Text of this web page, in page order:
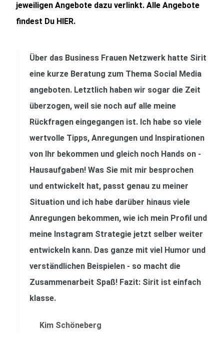
jeweiligen Angebote dazu verlinkt. Alle Angebote
findest Du HIER.
Über das Business Frauen Netzwerk hatte Sirit
eine kurze Beratung zum Thema Social Media
angeboten. Letztlich haben wir sogar die Zeit
überzogen, weil sie noch auf alle meine
Rückfragen eingegangen ist. Ich habe so viele
wertvolle Tipps, Anregungen und Inspirationen
von Ihr bekommen und gleich noch Hands on -
Hausaufgaben! Was Sie mit mir besprochen
und entwickelt hat, passt genau zu meiner
Situation und ich habe darüber hinaus viele
Anregungen bekommen, wie ich mein Profil und
meine Instagram Strategie jetzt selber weiter
entwickeln kann. Das ganze mit viel Humor und
verständlichen Beispielen - so macht die
Zusammenarbeit Spaß! Fazit: Sirit ist einfach
klasse.
Kim Schöneberg